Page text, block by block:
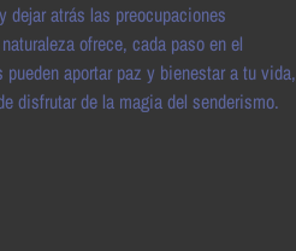
dejar atrás las preocupaciones
ofrece, cada paso en el
aportar paz y bienestar a tu vida,
disfrutar de la magia del senderismo.